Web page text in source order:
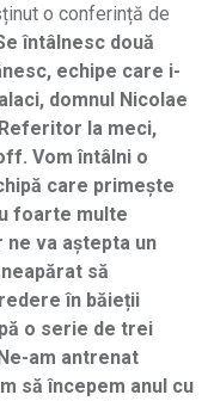
o conferință de
întâlnesc două
echipe care i-
domnul Nicolae
la meci,
Vom întâlni o
care primește
foarte multe
ne va aștepta un
să
în băieții
o serie de trei
am antrenat
să începem anul cu